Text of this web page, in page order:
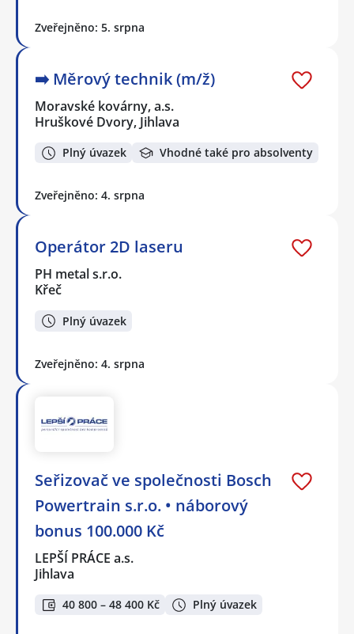
Zveřejněno: 5. srpna
➡️​ Měrový technik (m/ž)
Moravské kovárny, a.s.
Hruškové Dvory, Jihlava
Plný úvazek Vhodné také pro absolventy
Zveřejněno: 4. srpna
Operátor 2D laseru
PH metal s.r.o.
Křeč
Plný úvazek
Zveřejněno: 4. srpna
Seřizovač ve společnosti Bosch
Powertrain s.r.o. • náborový
bonus 100.000 Kč
LEPŠÍ PRÁCE a.s.
Jihlava
40 800 – 48 400 Kč Plný úvazek